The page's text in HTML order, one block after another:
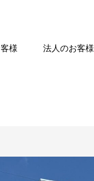
様 法人のお客様